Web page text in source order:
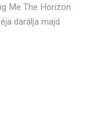
Me The Horizon
darálja majd